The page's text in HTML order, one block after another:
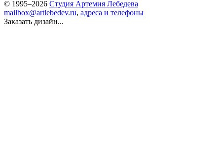
© 1995–2026 Студия Артемия Лебедева
mailbox@artlebedev.ru, адреса и телефоны
Заказать дизайн...